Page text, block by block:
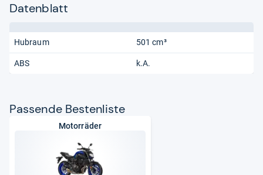
Datenblatt
Hubraum 501 cm³
ABS k.A.
Pas­sende Bes­ten­liste
Motorräder